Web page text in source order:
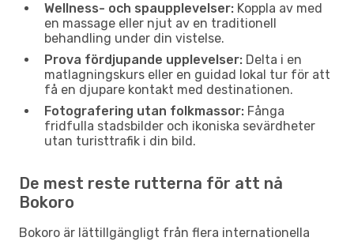
Wellness- och spaupplevelser: Koppla av med
en massage eller njut av en traditionell
behandling under din vistelse.
Prova fördjupande upplevelser: Delta i en
matlagningskurs eller en guidad lokal tur för att
få en djupare kontakt med destinationen.
Fotografering utan folkmassor: Fånga
fridfulla stadsbilder och ikoniska sevärdheter
utan turisttrafik i din bild.
De mest reste rutterna för att nå
Bokoro
Bokoro är lättillgängligt från flera internationella